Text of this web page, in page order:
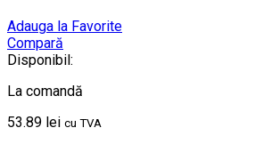
Adauga la Favorite
Compară
Disponibil:
La comandă
53.89 lei cu TVA